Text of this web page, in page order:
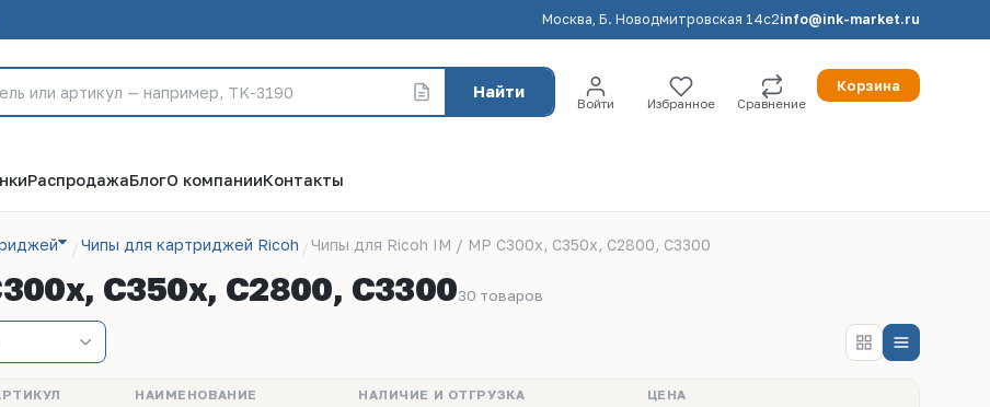
Москва, Б. Новодмитровская 14с2info@ink-market.ru
Найти
Войти Избранное Сравнение
Корзина
РаспродажаБлогО компанииКонтакты
Чипы для картриджей Ricoh Чипы для Ricoh IM / MP C300x, C350x, C2800, C3300
C350x, C2800, C330030 товаров
НАИМЕНОВАНИЕ НАЛИЧИЕ И ОТГРУЗКА ЦЕНА